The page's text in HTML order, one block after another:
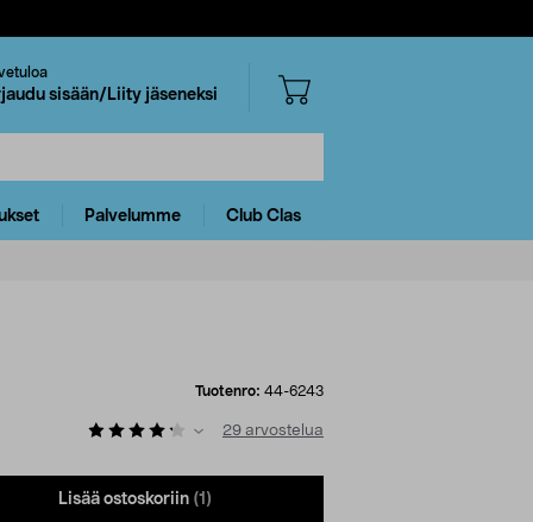
sisään/Liity jäseneksi
Palvelumme Club Clas
Tuotenro: 44-6243
29 arvostelua
Lisää ostoskoriin (1)